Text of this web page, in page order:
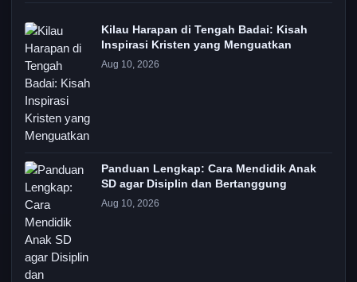
Kilau Harapan di Tengah Badai: Kisah
Inspirasi Kristen yang Menguatkan
Aug 10, 2026
Panduan Lengkap: Cara Mendidik Anak
SD agar Disiplin dan Bertanggung
Aug 10, 2026